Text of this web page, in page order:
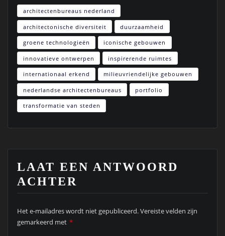
architectenbureaus nederland
architectonische diversiteit duurzaamheid
groene technologieën iconische gebouwen
innovatieve ontwerpen inspirerende ruimtes
internationaal erkend milieuvriendelijke gebouwen
nederlandse architectenbureaus portfolio
transformatie van steden
LAAT EEN ANTWOORD
ACHTER
Het e-mailadres wordt niet gepubliceerd.Vereiste velden zijn
gemarkeerd met *